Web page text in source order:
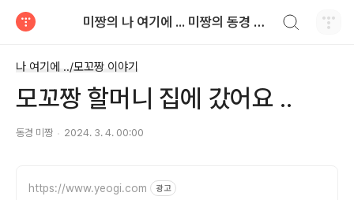
미짱의 나 여기에 ... 미짱의 동경 생활
나 여기에 ../모꼬짱 이야기
모꼬짱 할머니 집에 갔어요 ..
동경 미짱 2024. 3. 4. 00:00
https://www.yeogi.com 광고